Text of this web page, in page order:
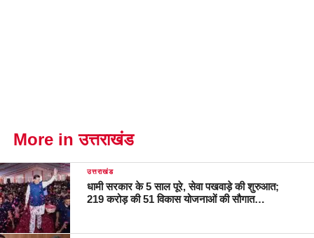
More in उत्तराखंड
उत्तराखंड
धामी सरकार के 5 साल पूरे, सेवा पखवाड़े की शुरुआत;
219 करोड़ की 51 विकास योजनाओं की सौगात…